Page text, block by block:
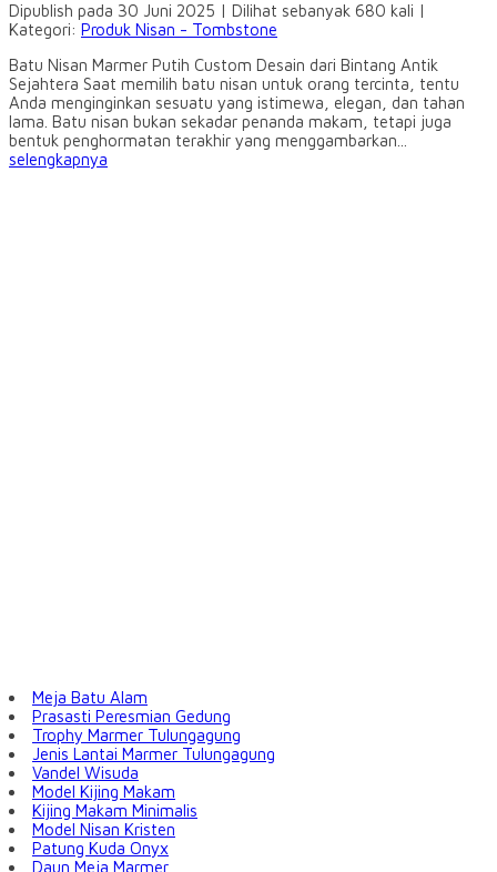
Dipublish pada 30 Juni 2025 | Dilihat sebanyak 680 kali |
Kategori: Produk Nisan - Tombstone
Batu Nisan Marmer Putih Custom Desain dari Bintang Antik
Sejahtera Saat memilih batu nisan untuk orang tercinta, tentu
Anda menginginkan sesuatu yang istimewa, elegan, dan tahan
lama. Batu nisan bukan sekadar penanda makam, tetapi juga
bentuk penghormatan terakhir yang menggambarkan...
selengkapnya
Meja Batu Alam
Prasasti Peresmian Gedung
Trophy Marmer Tulungagung
Jenis Lantai Marmer Tulungagung
Vandel Wisuda
Model Kijing Makam
Kijing Makam Minimalis
Model Nisan Kristen
Patung Kuda Onyx
Daun Meja Marmer